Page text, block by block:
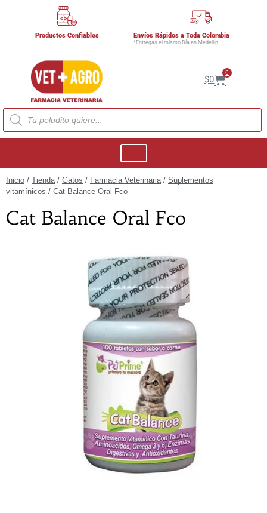
Productos Confiables Envíos Rápidos a Toda Colombia
*Entregas el mismo Día en Medellín
$0
0
Inicio / Tienda/ Gatos / Farmacia Veterinaria/ Suplementos
vitamínicos / Cat Balance Oral Fco
Cat Balance Oral Fco